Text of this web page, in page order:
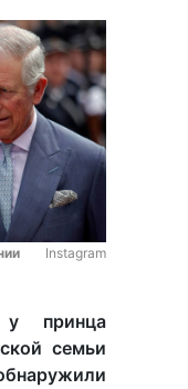
Instagram
принца
семьи